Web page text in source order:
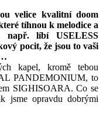
velice kvalitní doom
tíhnou k melodice a
např. líbí USELESS
pocit, že jsou to vaši
kapel, kromě tebou
PANDEMONIUM, to
SIGHISOARA. Co se
jsme opravdu dobrými